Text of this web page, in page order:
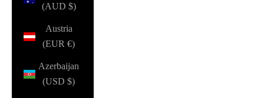
(AUD $)
Austria
(EUR €)
Azerbaijan
(USD $)